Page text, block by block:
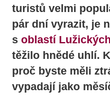
turistů velmi
pár dní vyrazit, je
s oblastí
těžilo hnědé uhlí.
proč byste měli
vypadají jako